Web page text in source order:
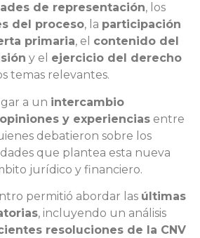
de representación, los
del proceso, la participación
primaria, el contenido del
y el ejercicio del derecho
temas relevantes.
a un intercambio
y experiencias entre
debatieron sobre los
que plantea esta nueva
jurídico y financiero.
permitió abordar las últimas
, incluyendo un análisis
resoluciones de la CNV